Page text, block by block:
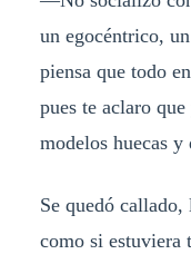
un egocéntrico,
piensa que todo
pues te aclaro
modelos huecas y
Se quedó
como si estuviera